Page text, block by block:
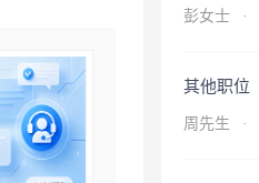
彭女士 ·
其他职位
周先生 ·